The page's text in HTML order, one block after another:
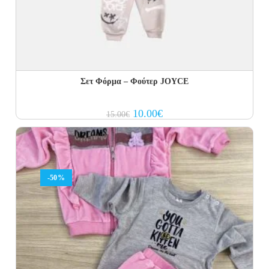
Σετ Φόρμα – Φούτερ JOYCE
15.00€ Original
price
was:
15.00€.
10.00€Current
price
is:
10.00€.
-50%